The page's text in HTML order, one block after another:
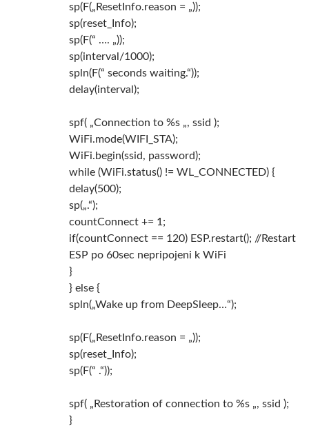
sp(F(„ResetInfo.reason = „));
sp(reset_Info);
sp(F(“ …. „));
sp(interval/1000);
spln(F(“ seconds waiting.“));
delay(interval);
spf( „Connection to %s „, ssid );
WiFi.mode(WIFI_STA);
WiFi.begin(ssid, password);
while (WiFi.status() != WL_CONNECTED) {
delay(500);
sp(„.“);
countConnect += 1;
if(countConnect == 120) ESP.restart(); //Restart
ESP po 60sec nepripojeni k WiFi
}
} else {
spln(„Wake up from DeepSleep…“);
sp(F(„ResetInfo.reason = „));
sp(reset_Info);
sp(F(“ .“));
spf( „Restoration of connection to %s „, ssid );
}